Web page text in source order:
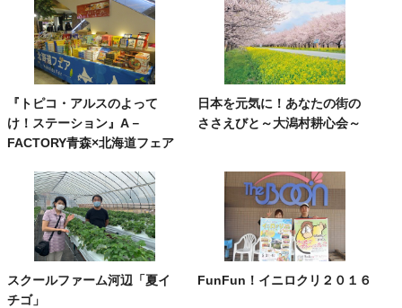
『トピコ・アルスのよって
け！ステーション』A－
FACTORY青森×北海道フェア
日本を元気に！あなたの街の
ささえびと～大潟村耕心会～
スクールファーム河辺「夏イ
チゴ」
FunFun！イニロクリ２０１６